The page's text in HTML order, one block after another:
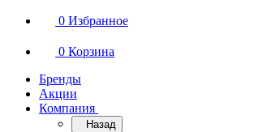
0 Избранное
0 Корзина
Бренды
Акции
Компания
Назад